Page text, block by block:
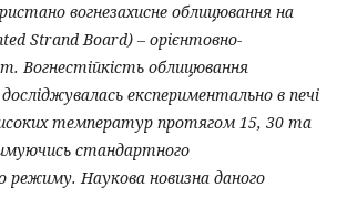
вогнезахисне облицювання на
Strand Board) – орієнтовно-
Вогнестійкість облицювання
досліджувалась експериментально в печі
температур протягом 15, 30 та
стандартного
Наукова новизна даного